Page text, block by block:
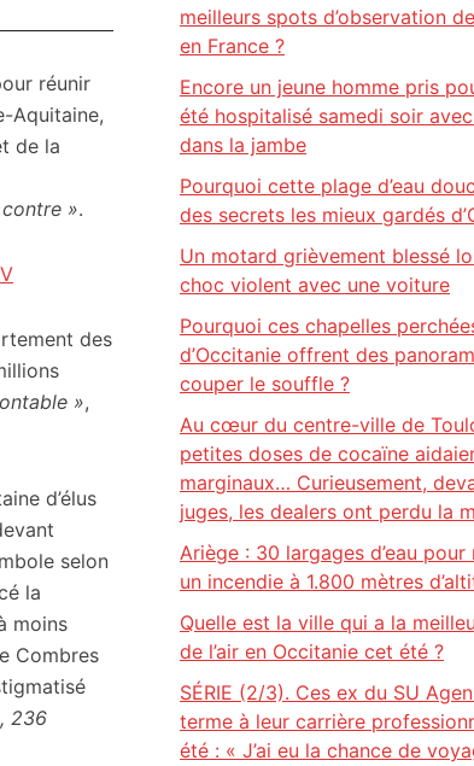
réunir
Aquitaine,
de la
».
des
»,
d’élus
selon
la
moins
Combres
236
meilleurs spots d’observation
en France ?
Encore un jeune homme pris
été hospitalisé samedi soir
dans la jambe
Pourquoi cette plage d’eau
des secrets les mieux gardés
Un motard grièvement blessé
choc violent avec une voiture
Pourquoi ces chapelles
d’Occitanie offrent des
couper le souffle ?
Au cœur du centre-ville de
petites doses de cocaïne
marginaux… Curieusement,
juges, les dealers ont perdu la
Ariège : 30 largages d’eau pour
un incendie à 1.800 mètres
Quelle est la ville qui a la
de l’air en Occitanie cet été ?
SÉRIE (2/3). Ces ex du SU
terme à leur carrière
été : « J’ai eu la chance de